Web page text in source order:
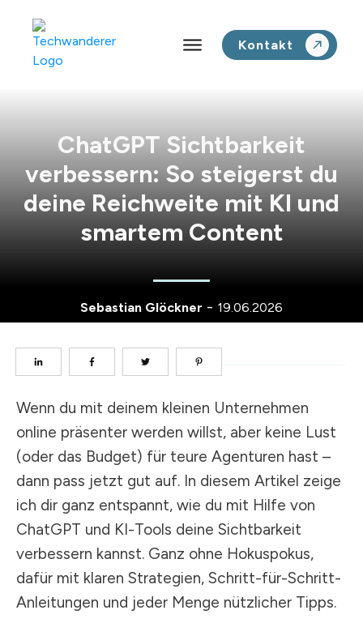
Kontakt
ChatGPT Sichtbarkeit
verbessern: So steigerst du
deine Reichweite mit KI und
smartem Content
Sebastian Glöckner - 19.06.2026
Wenn du mit deinem kleinen Unternehmen
online präsenter werden willst, aber keine Lust
(oder das Budget) für teure Agenturen hast –
dann pass jetzt gut auf. In diesem Artikel zeige
ich dir ganz entspannt, wie du mit Hilfe von
ChatGPT und KI-Tools deine Sichtbarkeit
verbessern kannst. Ganz ohne Hokuspokus,
dafür mit klaren Strategien, Schritt-für-Schritt-
Anleitungen und jeder Menge nützlicher Tipps.